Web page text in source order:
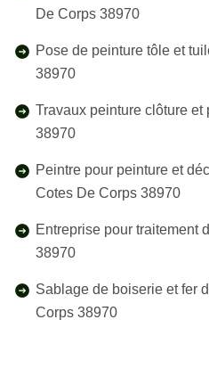
De Corps 38970
Pose de peinture tôle et
38970
Travaux peinture clôture
38970
Peintre pour peinture et
Cotes De Corps 38970
Entreprise pour traitement
38970
Sablage de boiserie et fer
Corps 38970